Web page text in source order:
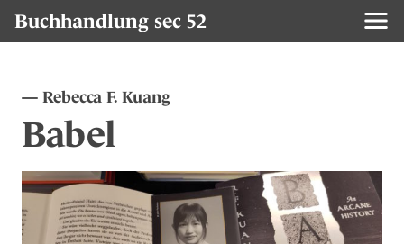
Buchhandlung sec 52
Rebecca F. Kuang
Babel